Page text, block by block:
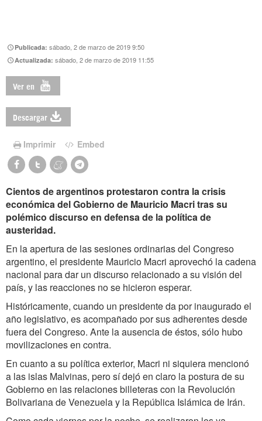
Publicada:sábado, 2 de marzo de 2019 9:50
Actualizada:sábado, 2 de marzo de 2019 11:55
Ver en
Descargar
Imprimir Embed
Cientos de argentinos protestaron contra la crisis
económica del Gobierno de Mauricio Macri tras su
polémico discurso en defensa de la política de
austeridad.
En la apertura de las sesiones ordinarias del Congreso
argentino, el presidente Mauricio Macri aprovechó la cadena
nacional para dar un discurso relacionado a su visión del
país, y las reacciones no se hicieron esperar.
Históricamente, cuando un presidente da por inaugurado el
año legislativo, es acompañado por sus adherentes desde
fuera del Congreso. Ante la ausencia de éstos, sólo hubo
movilizaciones en contra.
En cuanto a su política exterior, Macri ni siquiera mencionó
a las islas Malvinas, pero sí dejó en claro la postura de su
Gobierno en las relaciones billeteras con la Revolución
Bolivariana de Venezuela y la República Islámica de Irán.